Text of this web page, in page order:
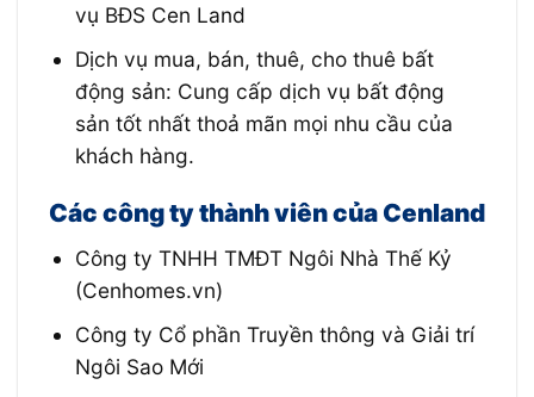
vụ BĐS Cen Land
Dịch vụ mua, bán, thuê, cho thuê bất
động sản: Cung cấp dịch vụ bất động
sản tốt nhất thoả mãn mọi nhu cầu của
khách hàng.
Các công ty thành viên của Cenland
Công ty TNHH TMĐT Ngôi Nhà Thế Kỷ
(Cenhomes.vn)
Công ty Cổ phần Truyền thông và Giải trí
Ngôi Sao Mới